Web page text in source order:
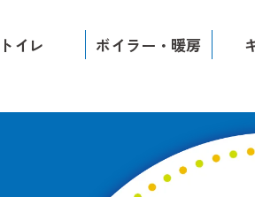
トイレ ボイラー・暖房